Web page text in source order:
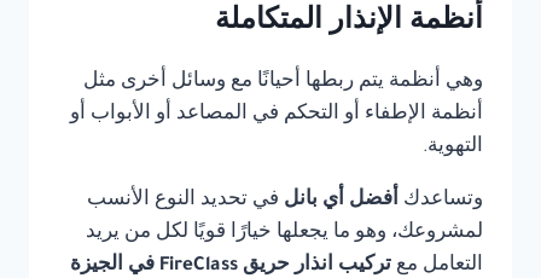
أنظمة الإنذار المتكاملة
وهي أنظمة يتم ربطها أحيانًا مع وسائل أخرى مثل
أنظمة الإطفاء أو التحكم في المصاعد أو الأبواب أو
التهوية.
وتساعدك أفضل أي بانل في تحديد النوع الأنسب
لمشروعك، وهو ما يجعلها خيارًا قويًا لكل من يريد
التعامل مع تركيب انذار حريق FireClass في الجيزة